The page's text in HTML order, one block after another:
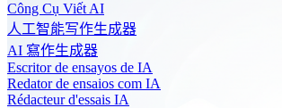
Công Cụ Viết AI
人工智能写作生成器
AI 寫作生成器
Escritor de ensayos de IA
Redator de ensaios com IA
Rédacteur d'essais IA